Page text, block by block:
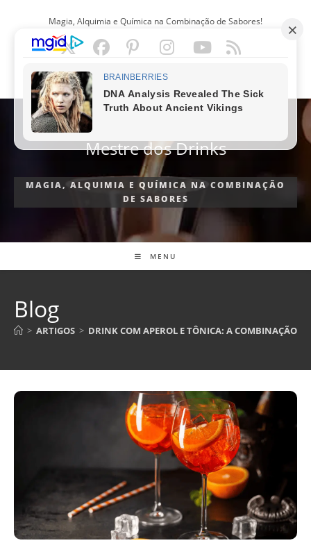
Magia, Alquimia e Química na Combinação de Sabores!
PORTUGUÊS
Mestre dos Drinks
MAGIA, ALQUIMIA E QUÍMICA NA COMBINAÇÃO
DE SABORES
MENU
Blog
> ARTIGOS > DRINK COM APEROL E TÔNICA: A COMBINAÇÃO